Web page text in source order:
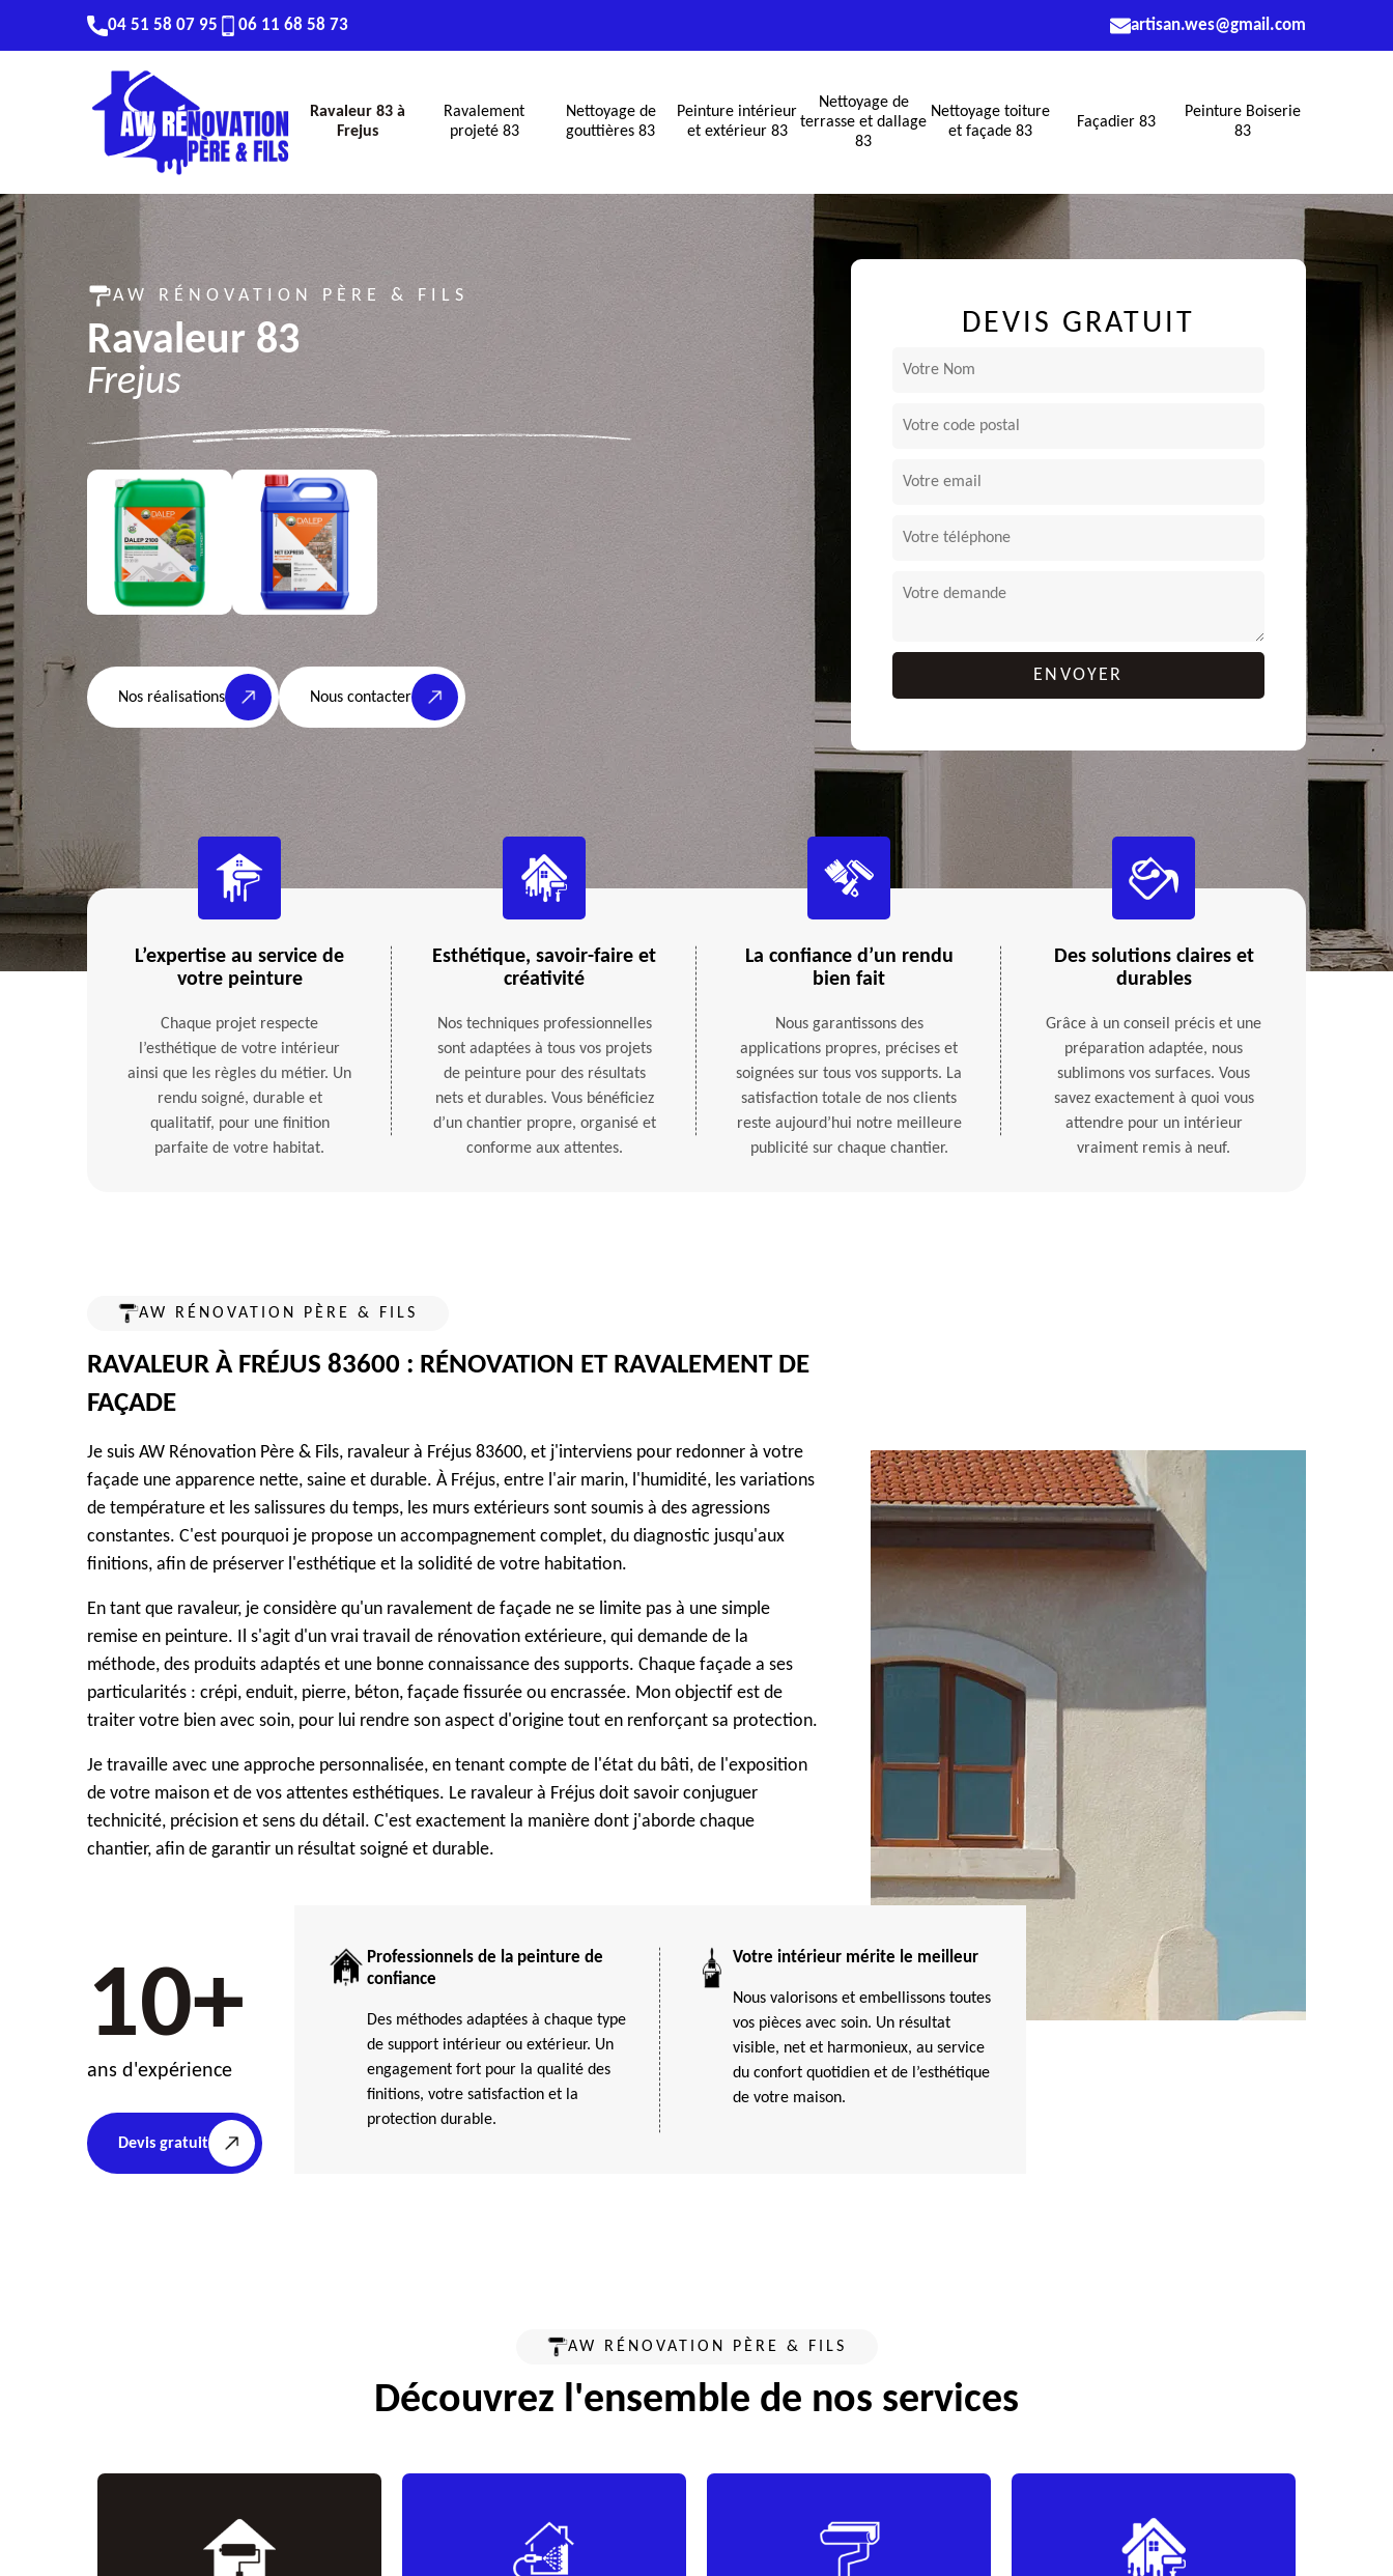
04 51 58 07 95 06 11 68 58 73 artisan.wes@gmail.com
Ravaleur 83 à
Frejus
Ravalement
projeté 83
Nettoyage de
gouttières 83
Peinture intérieur
et extérieur 83
Nettoyage de
terrasse et dallage
83
Nettoyage toiture
et façade 83
Façadier 83
Peinture Boiserie
83
AW RÉNOVATION PÈRE & FILS
Ravaleur 83
Frejus
Nos réalisations Nous contacter
DEVIS GRATUIT
L’expertise au service de
votre peinture
Chaque projet respecte
l’esthétique de votre intérieur
ainsi que les règles du métier. Un
rendu soigné, durable et
qualitatif, pour une finition
parfaite de votre habitat.
Esthétique, savoir-faire et
créativité
Nos techniques professionnelles
sont adaptées à tous vos projets
de peinture pour des résultats
nets et durables. Vous bénéficiez
d’un chantier propre, organisé et
conforme aux attentes.
La confiance d’un rendu
bien fait
Nous garantissons des
applications propres, précises et
soignées sur tous vos supports. La
satisfaction totale de nos clients
reste aujourd’hui notre meilleure
publicité sur chaque chantier.
Des solutions claires et
durables
Grâce à un conseil précis et une
préparation adaptée, nous
sublimons vos surfaces. Vous
savez exactement à quoi vous
attendre pour un intérieur
vraiment remis à neuf.
AW RÉNOVATION PÈRE & FILS
RAVALEUR À FRÉJUS 83600 : RÉNOVATION ET RAVALEMENT DE
FAÇADE
Je suis AW Rénovation Père & Fils, ravaleur à Fréjus 83600, et j'interviens pour redonner à votre
façade une apparence nette, saine et durable. À Fréjus, entre l'air marin, l'humidité, les variations
de température et les salissures du temps, les murs extérieurs sont soumis à des agressions
constantes. C'est pourquoi je propose un accompagnement complet, du diagnostic jusqu'aux
finitions, afin de préserver l'esthétique et la solidité de votre habitation.
En tant que ravaleur, je considère qu'un ravalement de façade ne se limite pas à une simple
remise en peinture. Il s'agit d'un vrai travail de rénovation extérieure, qui demande de la
méthode, des produits adaptés et une bonne connaissance des supports. Chaque façade a ses
particularités : crépi, enduit, pierre, béton, façade fissurée ou encrassée. Mon objectif est de
traiter votre bien avec soin, pour lui rendre son aspect d'origine tout en renforçant sa protection.
Je travaille avec une approche personnalisée, en tenant compte de l'état du bâti, de l'exposition
de votre maison et de vos attentes esthétiques. Le ravaleur à Fréjus doit savoir conjuguer
technicité, précision et sens du détail. C'est exactement la manière dont j'aborde chaque
chantier, afin de garantir un résultat soigné et durable.
10+
ans d'expérience
Devis gratuit
Professionnels de la peinture de
confiance
Des méthodes adaptées à chaque type
de support intérieur ou extérieur. Un
engagement fort pour la qualité des
finitions, votre satisfaction et la
protection durable.
Votre intérieur mérite le meilleur
Nous valorisons et embellissons toutes
vos pièces avec soin. Un résultat
visible, net et harmonieux, au service
du confort quotidien et de l’esthétique
de votre maison.
AW RÉNOVATION PÈRE & FILS
Découvrez l'ensemble de nos services